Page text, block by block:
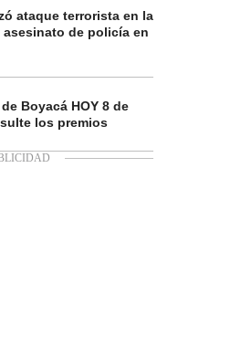
ataque terrorista en la
de policía en
Boyacá HOY 8 de
los premios